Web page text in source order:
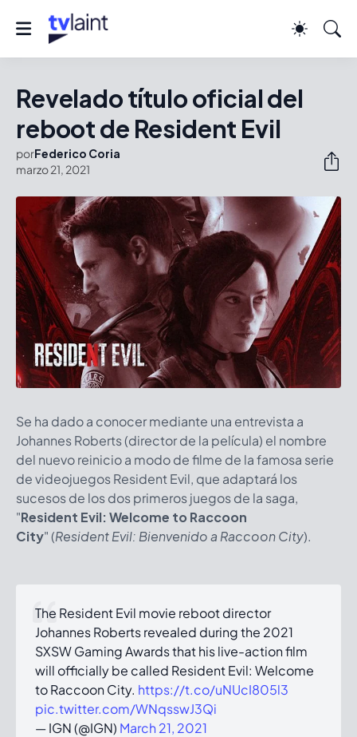
Revelado título oficial del
reboot de Resident Evil
porFederico Coria
marzo 21, 2021
Se ha dado a conocer mediante una entrevista a
Johannes Roberts (director de la película) el nombre
del nuevo reinicio a modo de filme de la famosa serie
de videojuegos Resident Evil, que adaptará los
sucesos de los dos primeros juegos de la saga,
"Resident Evil: Welcome to Raccoon
City" (Resident Evil: Bienvenido a Raccoon City).
The Resident Evil movie reboot director
Johannes Roberts revealed during the 2021
SXSW Gaming Awards that his live-action film
will officially be called Resident Evil: Welcome
to Raccoon City. https://t.co/uNUcI805l3
pic.twitter.com/WNqsswJ3Qi
— IGN (@IGN) March 21, 2021